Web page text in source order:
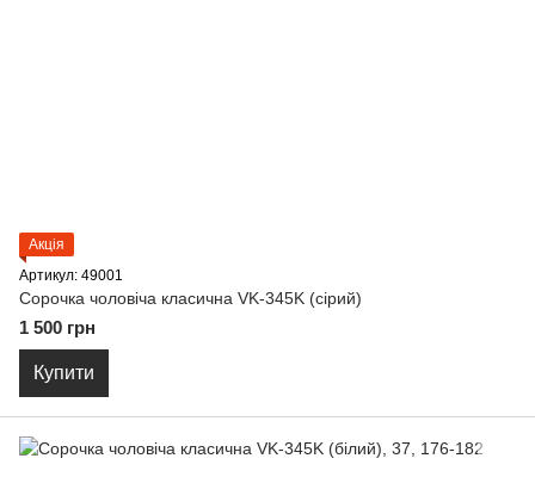
Акція
Артикул: 49001
Сорочка чоловіча класична VK-345K (сірий)
1 500 грн
Купити